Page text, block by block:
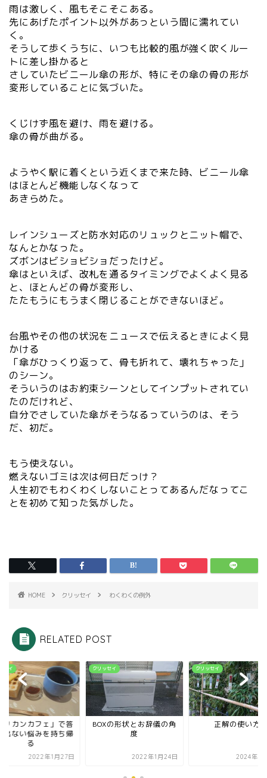
雨は激しく、風もそこそこある。
先にあげたポイント以外があっという間に濡れてい
く。
そうして歩くうちに、いつも比較的風が強く吹くルー
トに差し掛かると
さしていたビニール傘の形が、特にその傘の骨の形が
変形していることに気づいた。
くじけず風を避け、雨を避ける。
傘の骨が曲がる。
ようやく駅に着くという近くまで来た時、ビニール傘
はほとんど機能しなくなって
あきらめた。
レインシューズと防水対応のリュックとニット帽で、
なんとかなった。
ズボンはビショビショだったけど。
傘はといえば、改札を通るタイミングでよくよく見る
と、ほとんどの骨が変形し、
たたもうにもうまく閉じることができないほど。
台風やその他の状況をニュースで伝えるときによく見
かける
「傘がひっくり返って、骨も折れて、壊れちゃった」
のシーン。
そういうのはお約束シーンとしてインプットされてい
たのだけれど、
自分でさしていた傘がそうなるっていうのは、そう
だ、初だ。
もう使えない。
燃えないゴミは次は何日だっけ？
人生初でもわくわくしないことってあるんだなってこ
とを初めて知った気がした。
HOME クリッセイ わくわくの例外
RELATED POST
セイ
リカンカフェ」で答
出ない悩みを持ち帰
る
2022年1月27日
クリッセイ
BOXの形状とお辞儀の角
度
2022年1月24日
クリッセイ
正解の使い方
2024年8